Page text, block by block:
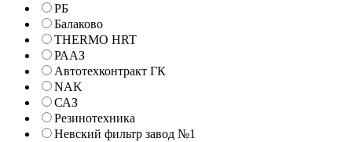
РБ
Балаково
THERMO HRT
РААЗ
Автотехконтракт ГК
NAK
САЗ
Резинотехника
Невский фильтр завод №1